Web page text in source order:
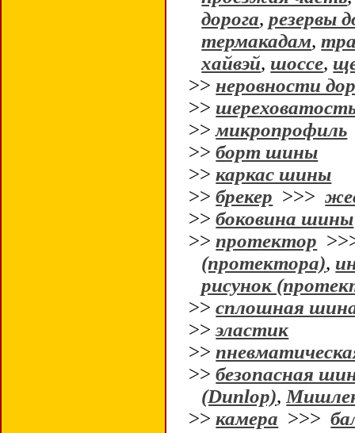
дорога,резервы
термакадам,
хайвэй, шоссе,
>> неровности
>>
>>микропрофиль
>>борт шины
>>каркас шины
>>брекер >>>
>>боковина шины
>>протектор
(протектора),
рисунок
>>сплошная
>>эластик
>>
>>безопасная
(Dunlop),
>>камера >>>